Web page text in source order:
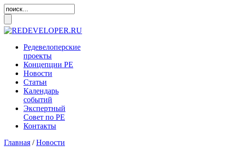
Редевелоперские
проекты
Концепции РЕ
Новости
Статьи
Календарь
событий
Экспертный
Совет по РЕ
Контакты
Главная /Новости